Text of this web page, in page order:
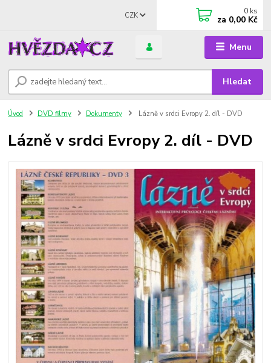
Menu
CZK
Hledat
0 ks
za 0,00 Kč
Úvod DVD filmy Dokumenty Lázně v srdci Evropy 2. díl - DVD
Lázně v srdci Evropy 2. díl - DVD